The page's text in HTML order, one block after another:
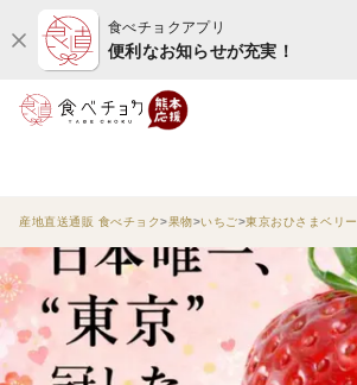
食べチョクアプリ
便利なお知らせが充実！
産地直送通販 食べチョク 果物 いちご 東京おひさまベリー